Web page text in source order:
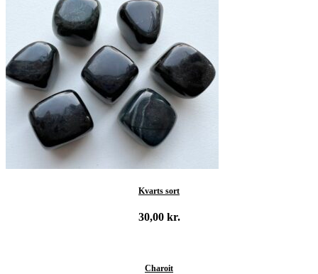
Kvarts sort
30,00 kr.
Charoit